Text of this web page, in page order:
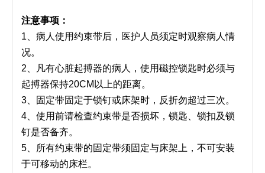
注意事项：
1、病人使用约束带后，医护人员须定时观察病人情
况。
2、凡有心脏起搏器的病人，使用磁控锁匙时必须与
起搏器保持20CM以上的距离。
3、固定带固定于锁钉或床架时，反折勿超过三次。
4、使用前请检查约束带是否损坏，锁匙、锁扣及锁
钉是否备齐。
5、所有约束带的固定带须固定与床架上，不可安装
于可移动的床栏。